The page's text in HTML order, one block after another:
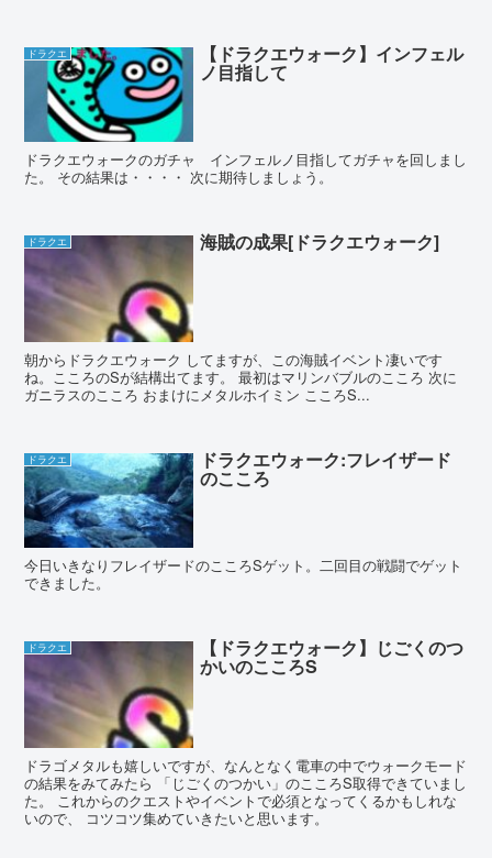
ドラクエ 【ドラクエウォーク】インフェル
ノ目指して
ドラクエウォークのガチャ インフェルノ目指してガチャを回しまし
た。 その結果は・・・・ 次に期待しましょう。
ドラクエ 海賊の成果[ドラクエウォーク]
朝からドラクエウォーク してますが、この海賊イベント凄いです
ね。こころのSが結構出てます。 最初はマリンバブルのこころ 次に
ガニラスのこころ おまけにメタルホイミン こころS...
ドラクエ ドラクエウォーク:フレイザード
のこころ
今日いきなりフレイザードのこころSゲット。二回目の戦闘でゲット
できました。
ドラクエ 【ドラクエウォーク】じごくのつ
かいのこころS
ドラゴメタルも嬉しいですが、なんとなく電車の中でウォークモード
の結果をみてみたら 「じごくのつかい」のこころS取得できていまし
た。 これからのクエストやイベントで必須となってくるかもしれな
いので、 コツコツ集めていきたいと思います。